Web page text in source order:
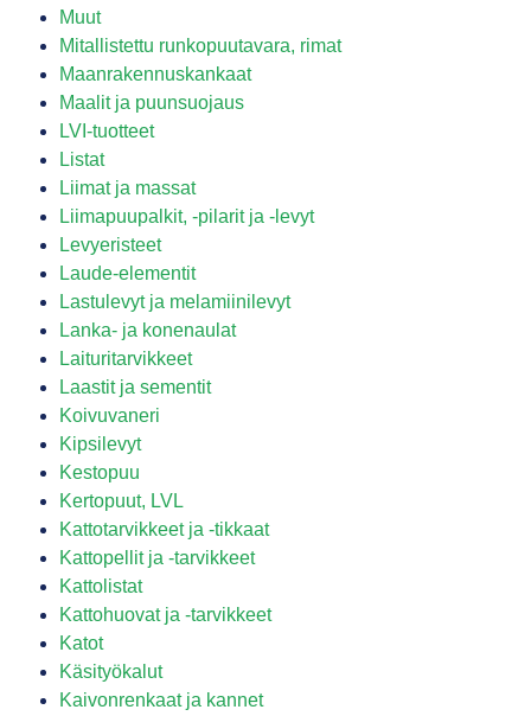
Muut
Mitallistettu runkopuutavara, rimat
Maanrakennuskankaat
Maalit ja puunsuojaus
LVI-tuotteet
Listat
Liimat ja massat
Liimapuupalkit, -pilarit ja -levyt
Levyeristeet
Laude-elementit
Lastulevyt ja melamiinilevyt
Lanka- ja konenaulat
Laituritarvikkeet
Laastit ja sementit
Koivuvaneri
Kipsilevyt
Kestopuu
Kertopuut, LVL
Kattotarvikkeet ja -tikkaat
Kattopellit ja -tarvikkeet
Kattolistat
Kattohuovat ja -tarvikkeet
Katot
Käsityökalut
Kaivonrenkaat ja kannet